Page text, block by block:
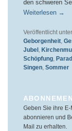
den schweren
Weiterlesen →
Veröffentlicht unter
Geborgenheit,
Jubel ,
Schöpfung,
Singen, Sommer
Geben Sie ihre
abonnieren und
Mail zu erhalten.